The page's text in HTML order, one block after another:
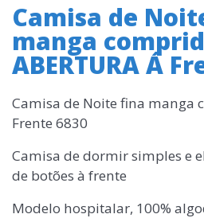
Camisa de
manga
ABERTURA Á
Camisa de Noite fina manga
Frente 6830
Camisa de dormir simples e
de botões à frente
Modelo hospitalar, 100%